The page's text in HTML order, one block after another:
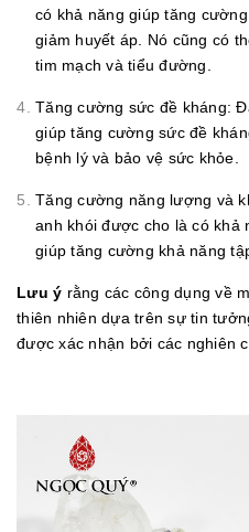
có khả năng giúp tăng
giảm huyết áp. Nó cũng có
tim mạch và tiểu đường.
Tăng cường sức đề kháng:
giúp tăng cường sức đề
bệnh lý và bảo vệ sức khỏe.
Tăng cường năng lượng và
anh khói được cho là có khả
giúp tăng cường khả năng
Lưu ý rằng các công dụng về
thiên nhiên dựa trên sự tin
được xác nhận bởi các nghiên